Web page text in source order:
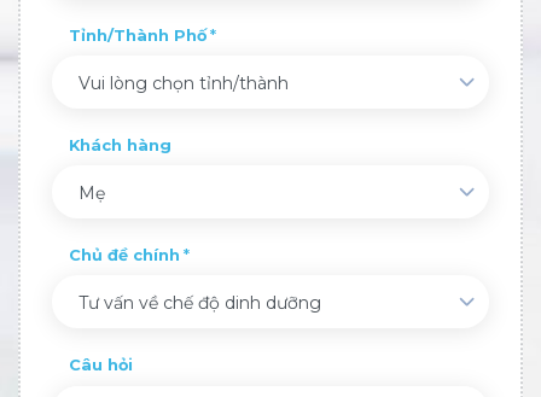
Tỉnh/Thành Phố
Vui lòng chọn tỉnh/thành
Khách hàng
Mẹ
Chủ đề chính
Tư vấn về chế độ dinh dưỡng
Câu hỏi